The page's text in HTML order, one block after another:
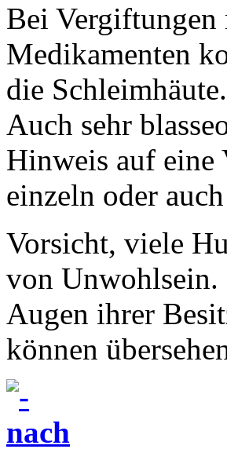
Bei
Medikamenten
die
Auch sehr
Hinweis auf eine
einzeln oder
Vorsicht, viele
von Unwohlsein.
Augen ihrer
können